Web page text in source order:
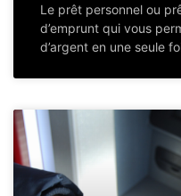
Le prêt personnel ou
d’emprunt qui vous
d’argent en une seule